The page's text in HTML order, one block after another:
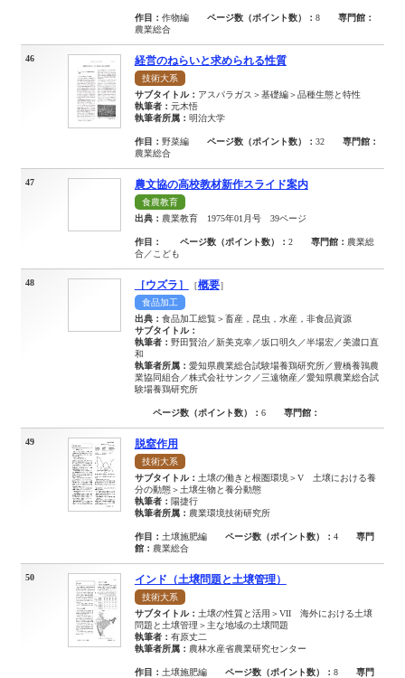
作目： 作物編 ページ数（ポイント数）： 8
専門館：
農業総合
46 経営のねらいと求められる性質
技術大系
サブタイトル： アスパラガス＞基礎編＞品種生態と特性
執筆者： 元木悟
執筆者所属： 明治大学
作目： 野菜編 ページ数（ポイント数）： 32
専門館：
農業総合
47 農文協の高校教材新作スライド案内
食農教育
出典： 農業教育 1975年01月号 39ページ
作目： ページ数（ポイント数）： 2 専門館： 農業総
合／こども
48 ［ウズラ］ ［概要］
食品加工
出典： 食品加工総覧＞畜産，昆虫，水産，非食品資源
サブタイトル：
執筆者： 野田賢治／新美克幸／坂口明久／半場宏／美濃口直
和
執筆者所属： 愛知県農業総合試験場養鶏研究所／豊橋養鶉農
業協同組合／株式会社サンク／三遠物産／愛知県農業総合試
験場養鶏研究所
ページ数（ポイント数）： 6 専門館：
49 脱窒作用
技術大系
サブタイトル： 土壌の働きと根圏環境＞V 土壌における養
分の動態＞土壌生物と養分動態
執筆者： 陽捷行
執筆者所属： 農業環境技術研究所
作目： 土壌施肥編 ページ数（ポイント数）： 4
専門
館： 農業総合
50 インド（土壌問題と土壌管理）
技術大系
サブタイトル： 土壌の性質と活用＞VII 海外における土壌
問題と土壌管理＞主な地域の土壌問題
執筆者： 有原丈二
執筆者所属： 農林水産省農業研究センター
作目： 土壌施肥編 ページ数（ポイント数）： 8
専門